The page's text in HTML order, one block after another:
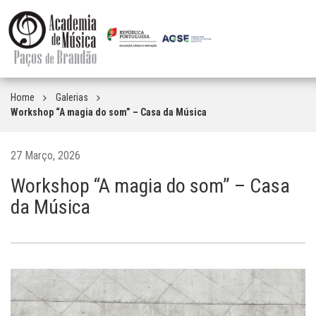
Home
Galerias
Workshop “A magia do som” – Casa da Música
27 Março, 2026
Workshop “A magia do som” – Casa
da Música